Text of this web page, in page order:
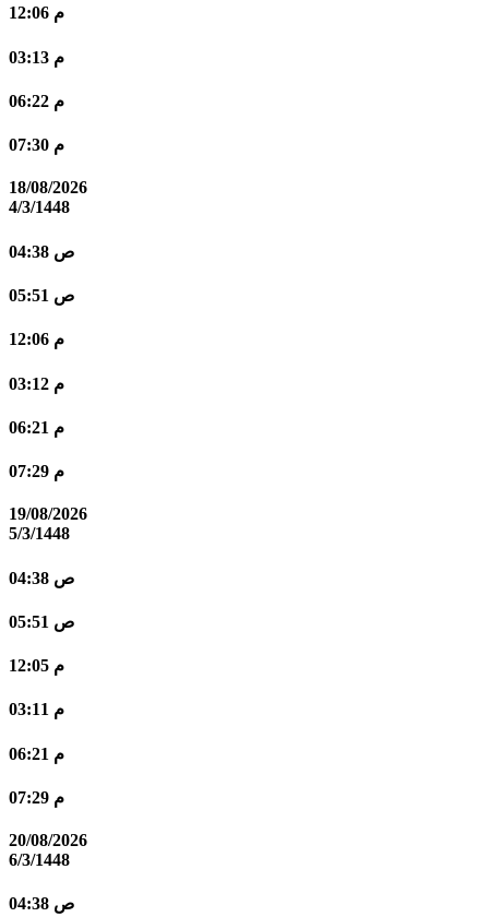
12:06 م
03:13 م
06:22 م
07:30 م
18/08/2026
4/3/1448
04:38 ص
05:51 ص
12:06 م
03:12 م
06:21 م
07:29 م
19/08/2026
5/3/1448
04:38 ص
05:51 ص
12:05 م
03:11 م
06:21 م
07:29 م
20/08/2026
6/3/1448
04:38 ص